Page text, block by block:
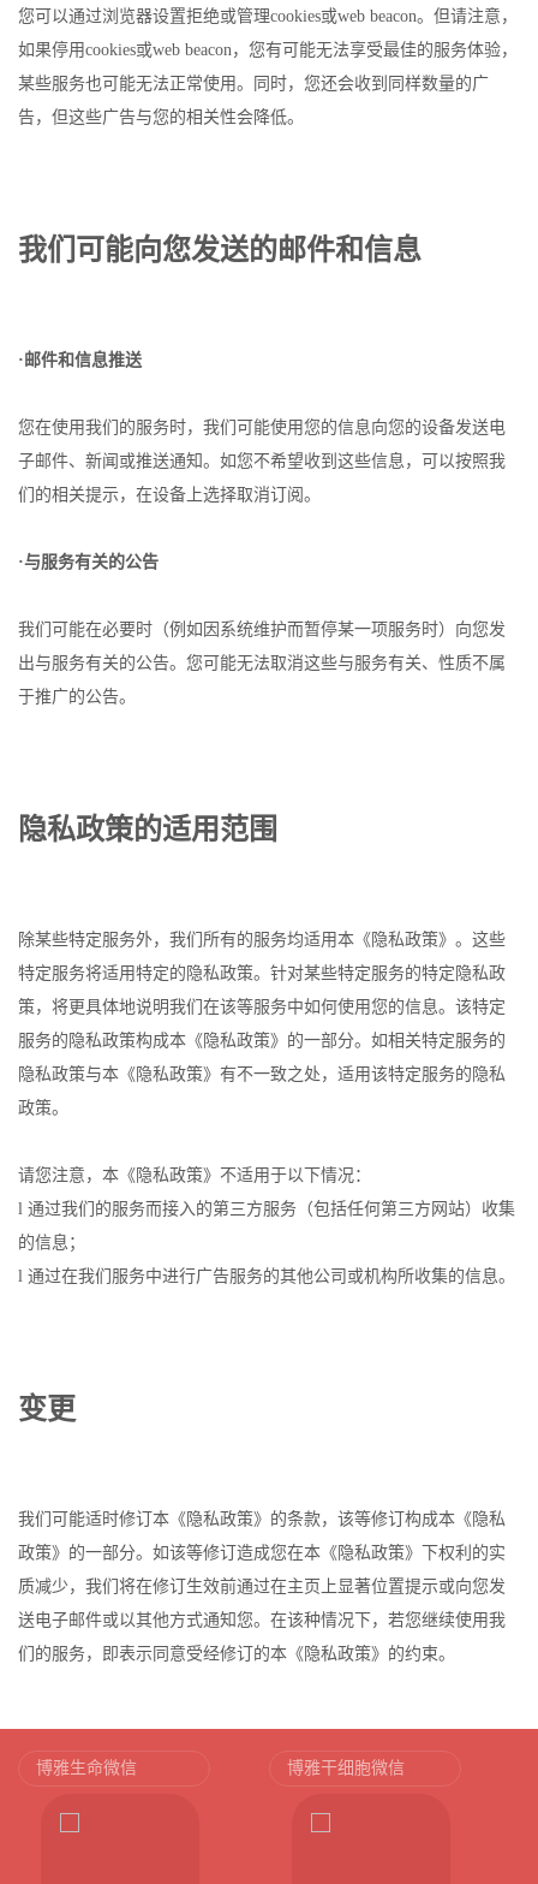
您可以通过浏览器设置拒绝或管理cookies或web beacon。但请注意，
如果停用cookies或web beacon，您有可能无法享受最佳的服务体验，
某些服务也可能无法正常使用。同时，您还会收到同样数量的广
告，但这些广告与您的相关性会降低。
我们可能向您发送的邮件和信息
·邮件和信息推送
您在使用我们的服务时，我们可能使用您的信息向您的设备发送电
子邮件、新闻或推送通知。如您不希望收到这些信息，可以按照我
们的相关提示，在设备上选择取消订阅。
·与服务有关的公告
我们可能在必要时（例如因系统维护而暂停某一项服务时）向您发
出与服务有关的公告。您可能无法取消这些与服务有关、性质不属
于推广的公告。
隐私政策的适用范围
除某些特定服务外，我们所有的服务均适用本《隐私政策》。这些
特定服务将适用特定的隐私政策。针对某些特定服务的特定隐私政
策，将更具体地说明我们在该等服务中如何使用您的信息。该特定
服务的隐私政策构成本《隐私政策》的一部分。如相关特定服务的
隐私政策与本《隐私政策》有不一致之处，适用该特定服务的隐私
政策。
请您注意，本《隐私政策》不适用于以下情况：
l 通过我们的服务而接入的第三方服务（包括任何第三方网站）收集
的信息；
l 通过在我们服务中进行广告服务的其他公司或机构所收集的信息。
变更
我们可能适时修订本《隐私政策》的条款，该等修订构成本《隐私
政策》的一部分。如该等修订造成您在本《隐私政策》下权利的实
质减少，我们将在修订生效前通过在主页上显著位置提示或向您发
送电子邮件或以其他方式通知您。在该种情况下，若您继续使用我
们的服务，即表示同意受经修订的本《隐私政策》的约束。
博雅生命微信 博雅干细胞微信